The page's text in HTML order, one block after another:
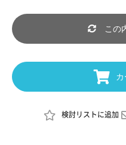
この
検討リストに追加